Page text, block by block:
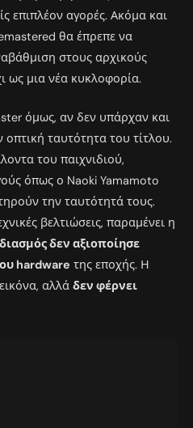
επιπλέον αγορές. Ακόμα και
θα έπρεπε να
στους αρχικούς
ως μια νέα κυκλοφορία.
όμως, αν δεν υπάρχαν και
οπτική ταυτότητα του τίτλου.
του παιχνιδιού,
όπως ο Naoki Yamamoto
την ταυτότητά τους.
βελτιώσεις, παραμένει η
δεν αξιοποίησε
hardware της εποχής. Η
αλλά δεν φέρνει